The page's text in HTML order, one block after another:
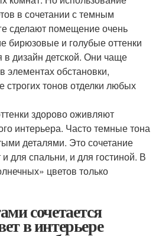
в сочетании с темным
сделают помещение очень
бирюзовые и голубые оттенки
в дизайн детской. Они чаще
элементах обстановки,
строгих тонов отделки любых
здорово оживляют
интерьера. Часто темные тона
деталями. Это сочетание
для спальни, и для гостиной. В
цветов только
сочетается
в интерьере